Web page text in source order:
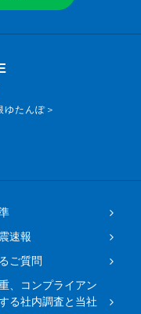
たんぽ＞
速報
ご質問
、コンプライアン
る社内調査と当社